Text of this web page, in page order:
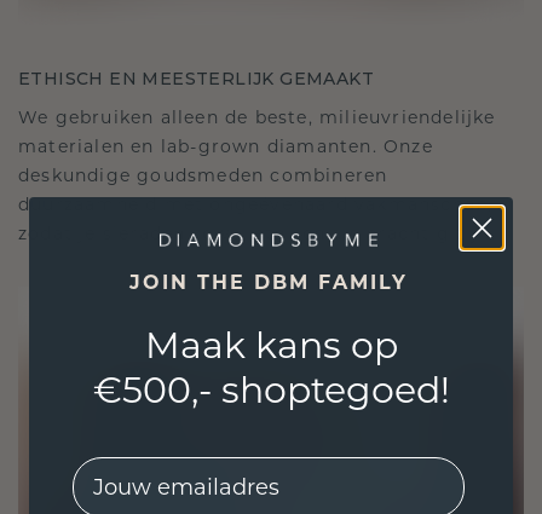
ETHISCH EN MEESTERLIJK GEMAAKT
We gebruiken alleen de beste, milieuvriendelijke
materialen en lab-grown diamanten. Onze
deskundige goudsmeden combineren
duurzaamheid met ongeëvenaard vakmanschap,
zodat je sieraden zowel ethisch als prachtig zijn.
JOIN THE DBM FAMILY
Maak kans op
€500,- shoptegoed!
EMail